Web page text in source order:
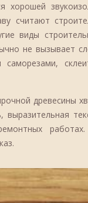
считают
виды
не вызывает
саморезами,
древесины